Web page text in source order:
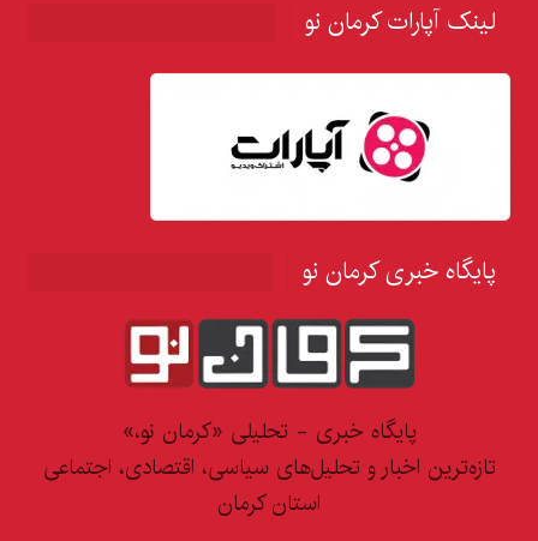
لینک آپارات کرمان نو
پایگاه خبری کرمان نو
پایگاه خبری - تحلیلی «کرمان نو،»
تازه‌ترین اخبار و تحلیل‌های سیاسی، اقتصادی، اجتماعی
استان کرمان